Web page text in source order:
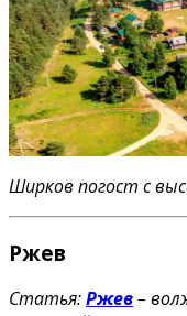
Ширков погост с
Ржев
Статья:Ржев–